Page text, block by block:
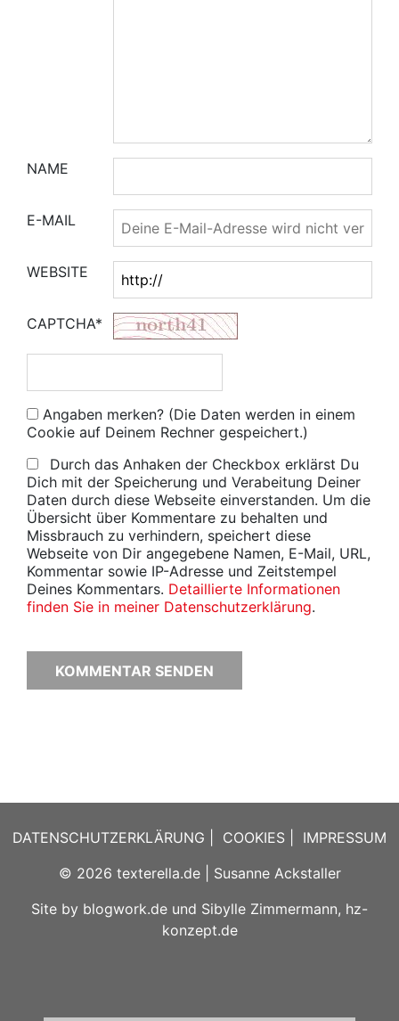
NAME
E-MAIL
WEBSITE
CAPTCHA*
Angaben merken? (Die Daten werden in einem
Cookie auf Deinem Rechner gespeichert.)
Durch das Anhaken der Checkbox erklärst Du
Dich mit der Speicherung und Verabeitung Deiner
Daten durch diese Webseite einverstanden. Um die
Übersicht über Kommentare zu behalten und
Missbrauch zu verhindern, speichert diese
Webseite von Dir angegebene Namen, E-Mail, URL,
Kommentar sowie IP-Adresse und Zeitstempel
Deines Kommentars. Detaillierte Informationen
finden Sie in meiner Datenschutzerklärung.
DATENSCHUTZERKLÄRUNG COOKIES
IMPRESSUM
© 2026 texterella.de| Susanne Ackstaller
Site by blogwork.de und Sibylle Zimmermann, hz-
konzept.de